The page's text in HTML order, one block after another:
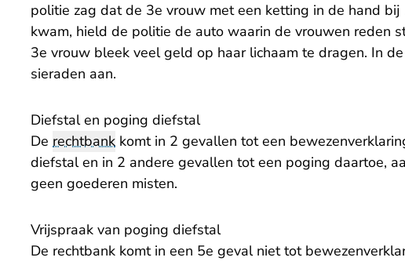
politie zag dat de 3e vrouw met een ketting in de hand
kwam, hield de politie de auto waarin de vrouwen reden
3e vrouw bleek veel geld op haar lichaam te dragen. In
sieraden aan.
Diefstal en poging diefstal
De rechtbank komt in 2 gevallen tot een
diefstal en in 2 andere gevallen tot een poging daartoe,
geen goederen misten.
Vrijspraak van poging diefstal
De rechtbank komt in een 5e geval niet tot